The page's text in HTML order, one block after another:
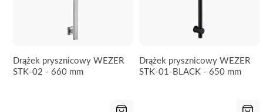
Drążek prysznicowy WEZER
STK-02 - 660 mm
Drążek prysznicowy WEZER
STK-01-BLACK - 650 mm